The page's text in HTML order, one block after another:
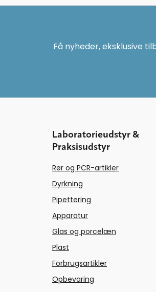
Få nyheder, eksklusive
Laboratorieudstyr &
Praksisudstyr
Rør og PCR-artikler
Dyrkning
Pipettering
Apparatur
Glas og porcelæn
Plast
Forbrugsartikler
Opbevaring